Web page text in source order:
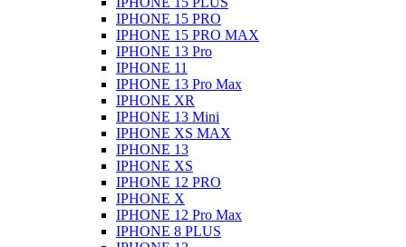
IPHONE 15 PRO
IPHONE 15 PRO MAX
IPHONE 13 Pro
IPHONE 11
IPHONE 13 Pro Max
IPHONE XR
IPHONE 13 Mini
IPHONE XS MAX
IPHONE 13
IPHONE XS
IPHONE 12 PRO
IPHONE X
IPHONE 12 Pro Max
IPHONE 8 PLUS